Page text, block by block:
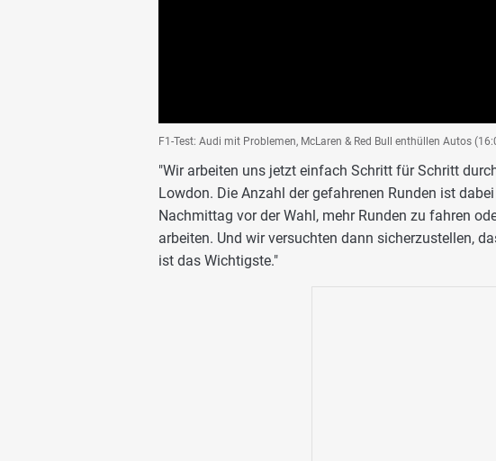
F1-Test: Audi mit Problemen, McLaren & Red Bull enthüllen Autos
"Wir arbeiten uns jetzt einfach Schritt für Schritt
Lowdon. Die Anzahl der gefahrenen Runden ist
Nachmittag vor der Wahl, mehr Runden zu fahren
arbeiten. Und wir versuchten dann sicherzustellen,
ist das Wichtigste."